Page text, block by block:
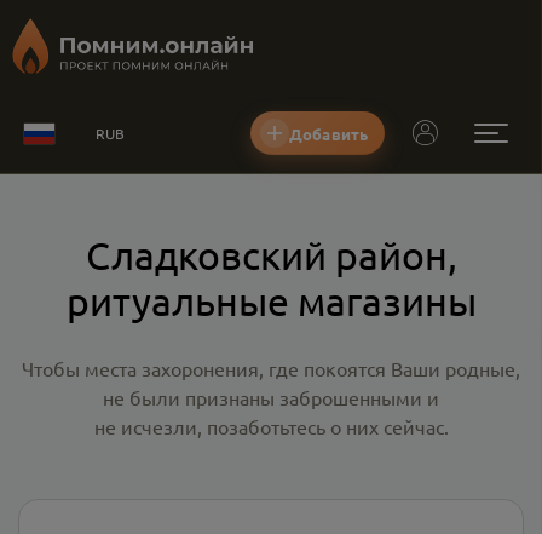
RUB Добавить
Сладковский район,
ритуальные магазины
Чтобы места захоронения, где покоятся Ваши родные,
не были признаны заброшенными и
не исчезли, позаботьтесь о них сейчас.